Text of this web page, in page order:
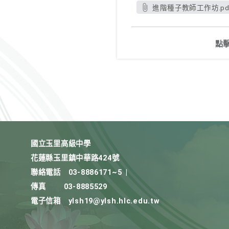
進階種子教師工作坊
點
國立玉里高級中學
花蓮縣玉里鎮中華路424號
聯絡電話
03-8886171~5
傳真
03-8885529
電子信箱
ylsh19@ylsh.hlc.edu.tw